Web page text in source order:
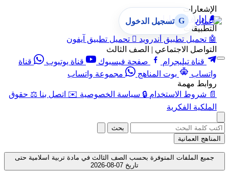
الإشعارات
🔔 إدارة الإشعارات
التطبيقات
🤖 تحميل تطبيق أندرويد  تحميل تطبيق آيفون
التواصل الاجتماعي | الصف الثالث
قناة تيليجرام
صفحة فيسبوك قناة يوتيوب
قناة
واتساب
بوت المناهج
مجموعة واتساب
روابط مهمة
📄 شروط الاستخدام 🔒 سياسة الخصوصية ✉️ اتصل بنا ⚖️ حقوق
الملكية الفكرية
G تسجيل الدخول
بحث
المناهج العمانية
جميع الملفات المتوفرة بحسب الصف الثالث في مادة تربية اسلامية حتى
تاريخ 07-08-2026